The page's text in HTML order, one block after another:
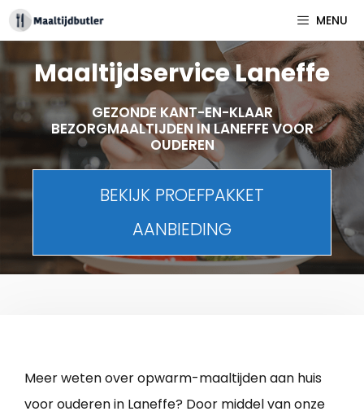
Spring
naar
inhoud
MENU
Maaltijdservice Laneffe
GEZONDE KANT-EN-KLAAR
BEZORGMAALTIJDEN IN LANEFFE VOOR
OUDEREN
BEKIJK PROEFPAKKET
AANBIEDING
Meer weten over opwarm-maaltijden aan huis
voor ouderen in Laneffe? Door middel van onze